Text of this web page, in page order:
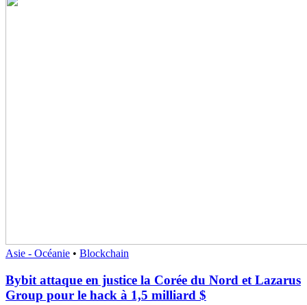
Asie - Océanie • Blockchain
Bybit attaque en justice la Corée du Nord et Lazarus
Group pour le hack à 1,5 milliard $